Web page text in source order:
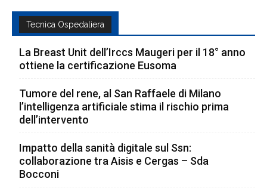
Tecnica Ospedaliera
La Breast Unit dell’Irccs Maugeri per il 18° anno
ottiene la certificazione Eusoma
Tumore del rene, al San Raffaele di Milano
l’intelligenza artificiale stima il rischio prima
dell’intervento
Impatto della sanità digitale sul Ssn:
collaborazione tra Aisis e Cergas – Sda
Bocconi